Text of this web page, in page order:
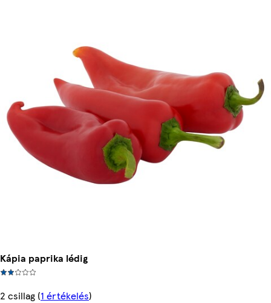
Kápia paprika lédig
2 csillag (1 értékelés)